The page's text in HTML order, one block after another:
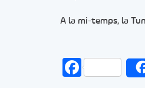
A la mi-temps, la